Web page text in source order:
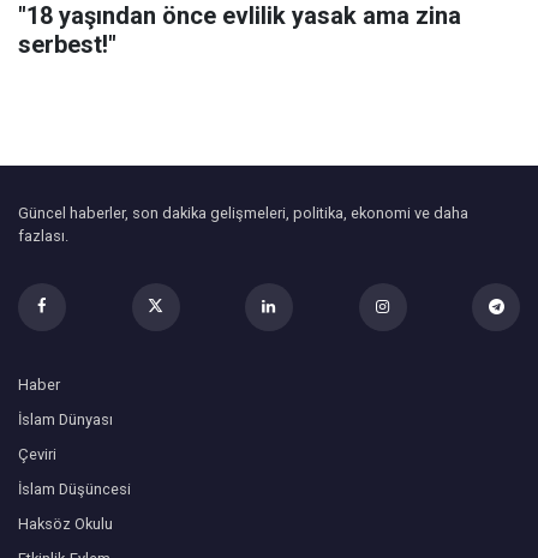
"18 yaşından önce evlilik yasak ama zina
serbest!"
Güncel haberler, son dakika gelişmeleri, politika, ekonomi ve daha
fazlası.
Haber
İslam Dünyası
Çeviri
İslam Düşüncesi
Haksöz Okulu